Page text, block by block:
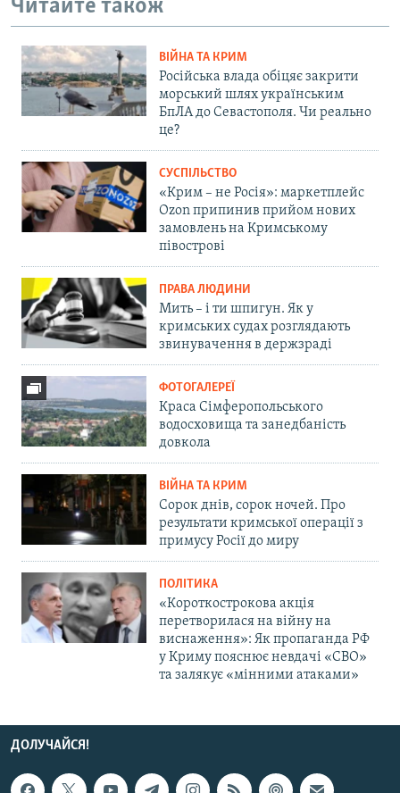
Читайте також
ВІЙНА ТА КРИМ
Російська влада обіцяє закрити
морський шлях українським
БпЛА до Севастополя. Чи реально
це?
СУСПІЛЬСТВО
«Крим – не Росія»: маркетплейс
Ozon припинив прийом нових
замовлень на Кримському
півострові
ПРАВА ЛЮДИНИ
Мить – і ти шпигун. Як у
кримських судах розглядають
звинувачення в держзраді
ФОТОГАЛЕРЕЇ
Краса Сімферопольського
водосховища та занедбаність
довкола
ВІЙНА ТА КРИМ
Сорок днів, сорок ночей. Про
результати кримської операції з
примусу Росії до миру
ПОЛІТИКА
«Короткострокова акція
перетворилася на війну на
виснаження»: Як пропаганда РФ
у Криму пояснює невдачі «СВО»
та залякує «мінними атаками»
ДОЛУЧАЙСЯ!